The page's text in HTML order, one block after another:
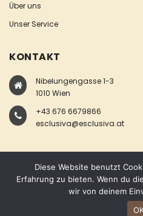
Über uns
Unser Service
KONTAKT
Nibelungengasse 1-3
1010 Wien
+43 676 6679866
esclusiva@esclusiva.at
COPYRIGHT ©
Diese Website benutzt
Erfahrung zu bieten. Wenn du
wir von deinem